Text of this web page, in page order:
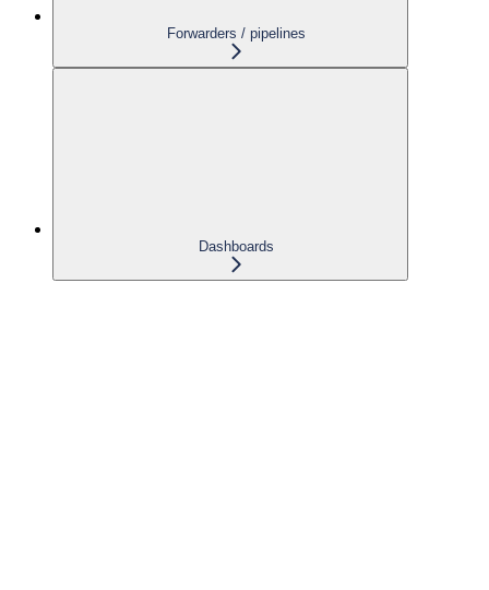
Forwarders / pipelines
Dashboards